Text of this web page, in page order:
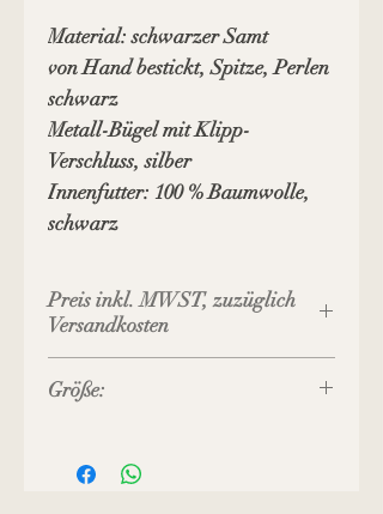
Material: schwarzer Samt
von Hand bestickt, Spitze, Perlen
schwarz
Metall-Bügel mit Klipp-
Verschluss, silber
Innenfutter: 100 % Baumwolle,
schwarz
Preis inkl. MWST, zuzüglich
Versandkosten
Größe:
Breite unten: 10 cm